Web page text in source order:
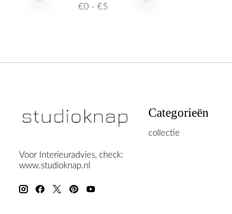
€0 - €5
Voor Interieuradvies, check:
www.studioknap.nl
Categorieën
collectie